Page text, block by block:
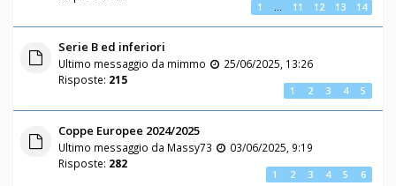
1 … 11 12 13 14
Serie B ed inferiori
Ultimo messaggio da mimmo
25/06/2025, 13:26
Risposte: 215
1 2 3 4 5
Coppe Europee 2024/2025
Ultimo messaggio da Massy73
03/06/2025, 9:19
Risposte: 282
1 2 3 4 5 6